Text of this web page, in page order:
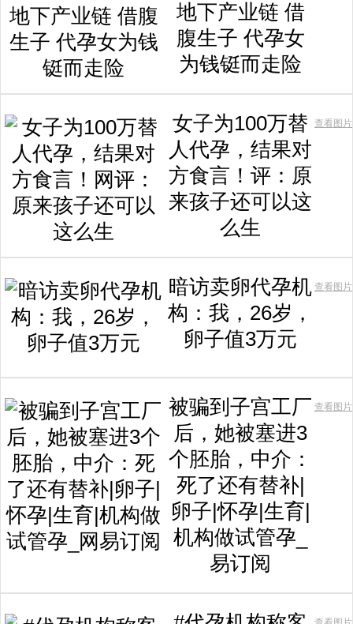
地下产业链 借
腹生子 代孕女
为钱铤而走险
女子为100万替
人代孕，结果对
方食言！评：原
来孩子还可以这
么生
查看图片
暗访卖卵代孕机
构：我，26岁，
卵子值3万元
查看图片
被骗到子宫工厂
后，她被塞进3
个胚胎，中介：
死了还有替补|
卵子|怀孕|生育|
机构做试管孕_
易订阅
查看图片